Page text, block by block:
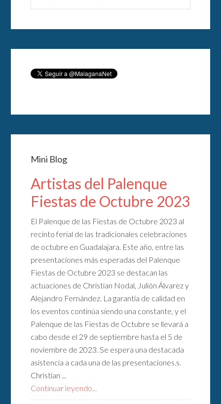
Mini Blog
Artistas del Palenque
Fiestas de Octubre 2023
El Palenque de las Fiestas de Octubre 2023 al
recinto ferial de las tradicionales celebraciones
de octubre en Guadalajara. Este año, entre las
presentaciones más esperadas del Palenque
Fiestas de Octubre 2023 se destacan las
actuaciones de Christian Nodal, Julión Álvarez y
Alejandro Fernández. La garantía de calidad en
los eventos continúa siendo una constante, y el
Palenque de las Fiestas de Octubre se llevará a
cabo desde el 29 de septiembre hasta el 5 de
noviembre de 2023. Se espera una destacada
asistencia a cada una de las presentaciones.s.
Christian ...
Continuar leyendo...